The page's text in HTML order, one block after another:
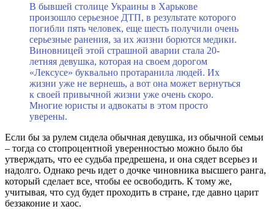
В бывшей столице Украины в Харькове
произошло серьезное ДТП, в результате которого
погибли пять человек, еще шесть получили очень
серьезные ранения, за их жизни борются медики.
Виновницей этой страшной аварии стала 20-
летняя девушка, которая на своем дорогом
«Лексусе» буквально протаранила людей. Их
жизни уже не вернешь, а вот она может вернуться
к своей привычной жизни уже очень скоро.
Многие юристы и адвокаты в этом просто
уверены.
Если бы за рулем сидела обычная девушка, из обычной семьи
– тогда со стопроцентной уверенностью можно было бы
утверждать, что ее судьба предрешена, и она сядет всерьез и
надолго. Однако речь идет о дочке чиновника высшего ранга,
который сделает все, чтобы ее освободить. К тому же,
учитывая, что суд будет проходить в стране, где давно царит
беззаконие и хаос.